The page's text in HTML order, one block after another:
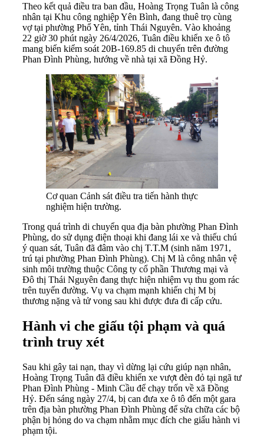
Theo kết quả điều tra ban đầu, Hoàng Trọng Tuân là công
nhân tại Khu công nghiệp Yên Bình, đang thuê trọ cùng
vợ tại phường Phổ Yên, tỉnh Thái Nguyên. Vào khoảng
22 giờ 30 phút ngày 26/4/2026, Tuân điều khiển xe ô tô
mang biển kiểm soát 20B-169.85 di chuyển trên đường
Phan Đình Phùng, hướng về nhà tại xã Đồng Hỷ.
Cơ quan Cảnh sát điều tra tiến hành thực
nghiệm hiện trường.
Trong quá trình di chuyển qua địa bàn phường Phan Đình
Phùng, do sử dụng điện thoại khi đang lái xe và thiếu chú
ý quan sát, Tuân đã đâm vào chị T.T.M (sinh năm 1971,
trú tại phường Phan Đình Phùng). Chị M là công nhân vệ
sinh môi trường thuộc Công ty cổ phần Thương mại và
Đô thị Thái Nguyên đang thực hiện nhiệm vụ thu gom rác
trên tuyến đường. Vụ va chạm mạnh khiến chị M bị
thương nặng và tử vong sau khi được đưa đi cấp cứu.
Hành vi che giấu tội phạm và quá
trình truy xét
Sau khi gây tai nạn, thay vì dừng lại cứu giúp nạn nhân,
Hoàng Trọng Tuân đã điều khiển xe vượt đèn đỏ tại ngã tư
Phan Đình Phùng - Minh Cầu để chạy trốn về xã Đồng
Hỷ. Đến sáng ngày 27/4, bị can đưa xe ô tô đến một gara
trên địa bàn phường Phan Đình Phùng để sửa chữa các bộ
phận bị hỏng do va chạm nhằm mục đích che giấu hành vi
phạm tội.